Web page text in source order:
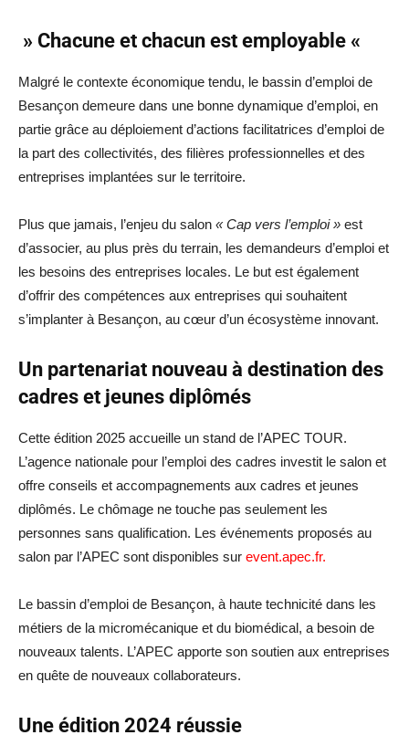
» Chacune et chacun est employable «
Malgré le contexte économique tendu, le bassin d’emploi de
Besançon demeure dans une bonne dynamique d’emploi, en
partie grâce au déploiement d’actions facilitatrices d’emploi de
la part des collectivités, des filières professionnelles et des
entreprises implantées sur le territoire.
Plus que jamais, l’enjeu du salon « Cap vers l’emploi » est
d’associer, au plus près du terrain, les demandeurs d’emploi et
les besoins des entreprises locales. Le but est également
d’offrir des compétences aux entreprises qui souhaitent
s’implanter à Besançon, au cœur d’un écosystème innovant.
Un partenariat nouveau à destination des
cadres et jeunes diplômés
Cette édition 2025 accueille un stand de l’APEC TOUR.
L’agence nationale pour l’emploi des cadres investit le salon et
offre conseils et accompagnements aux cadres et jeunes
diplômés. Le chômage ne touche pas seulement les
personnes sans qualification. Les événements proposés au
salon par l’APEC sont disponibles sur event.apec.fr.
Le bassin d’emploi de Besançon, à haute technicité dans les
métiers de la micromécanique et du biomédical, a besoin de
nouveaux talents. L’APEC apporte son soutien aux entreprises
en quête de nouveaux collaborateurs.
Une édition 2024 réussie